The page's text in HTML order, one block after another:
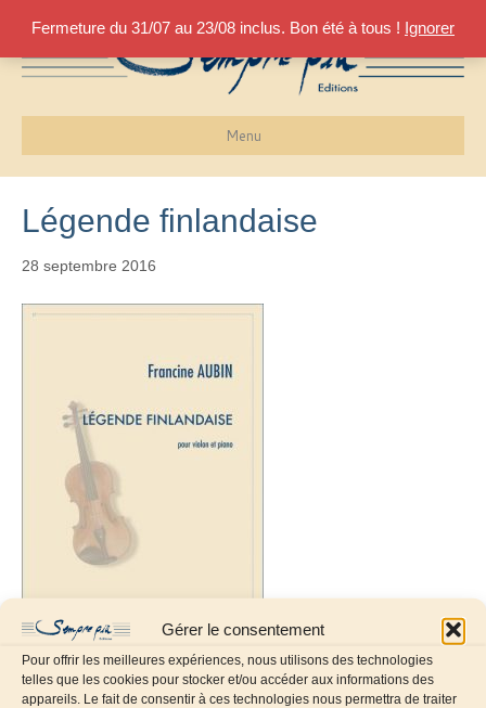
Gérer le consentement
Pour offrir les meilleures expériences, nous utilisons des technologies
telles que les cookies pour stocker et/ou accéder aux informations des
appareils. Le fait de consentir à ces technologies nous permettra de traiter
Fermeture du 31/07 au 23/08 inclus. Bon été à tous ! Ignorer
Menu
Légende finlandaise
28 septembre 2016